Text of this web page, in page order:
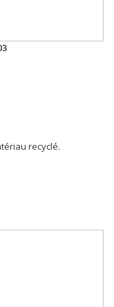
recyclé.